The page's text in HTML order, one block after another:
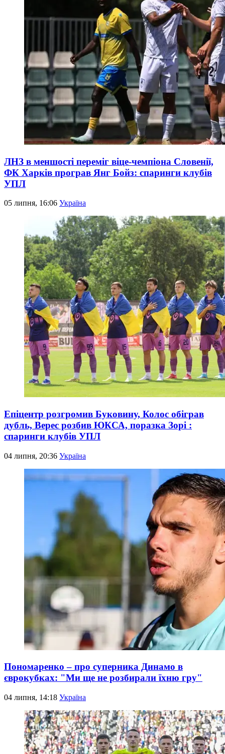
ЛНЗ в меншості переміг віце-чемпіона Словенії,
ФК Харків програв Янг Бойз: спаринги клубів
УПЛ
05 липня, 16:06 Україна
Епіцентр розгромив Буковину, Колос обіграв
дубль, Верес розбив ЮКСА, поразка Зорі :
спаринги клубів УПЛ
04 липня, 20:36 Україна
Пономаренко – про суперника Динамо в
єврокубках: "Ми ще не розбирали їхню гру"
04 липня, 14:18 Україна